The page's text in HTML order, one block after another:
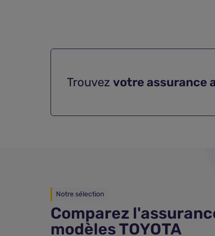
Trouvez votre assurance
Notre sélection
Comparez
modèles TOYOTA